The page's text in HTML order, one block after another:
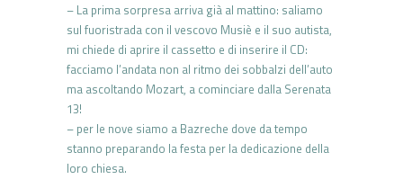
– La prima sorpresa arriva già al mattino: saliamo
sul fuoristrada con il vescovo Musiè e il suo autista,
mi chiede di aprire il cassetto e di inserire il CD:
facciamo l’andata non al ritmo dei sobbalzi dell’auto
ma ascoltando Mozart, a cominciare dalla Serenata
13!
– per le nove siamo a Bazreche dove da tempo
stanno preparando la festa per la dedicazione della
loro chiesa.